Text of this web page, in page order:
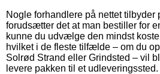
Nogle forhandlere på nettet tilbyder
forudsætter det at man bestiller for
kunne du udvælge den mindst
hvilket i de fleste tilfælde – om du
Solrød Strand eller Grindsted – vil
levere pakken til et udleveringssted.